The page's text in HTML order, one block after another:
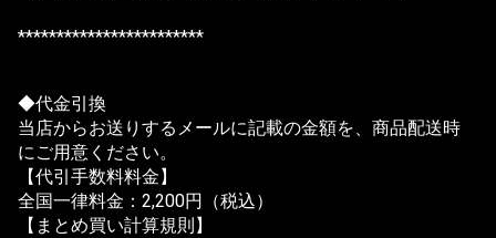
************************
◆代金引換
当店からお送りするメールに記載の金額を、商品配送時
にご用意ください。
【代引手数料料金】
全国一律料金：2,200円（税込）
【まとめ買い計算規則】